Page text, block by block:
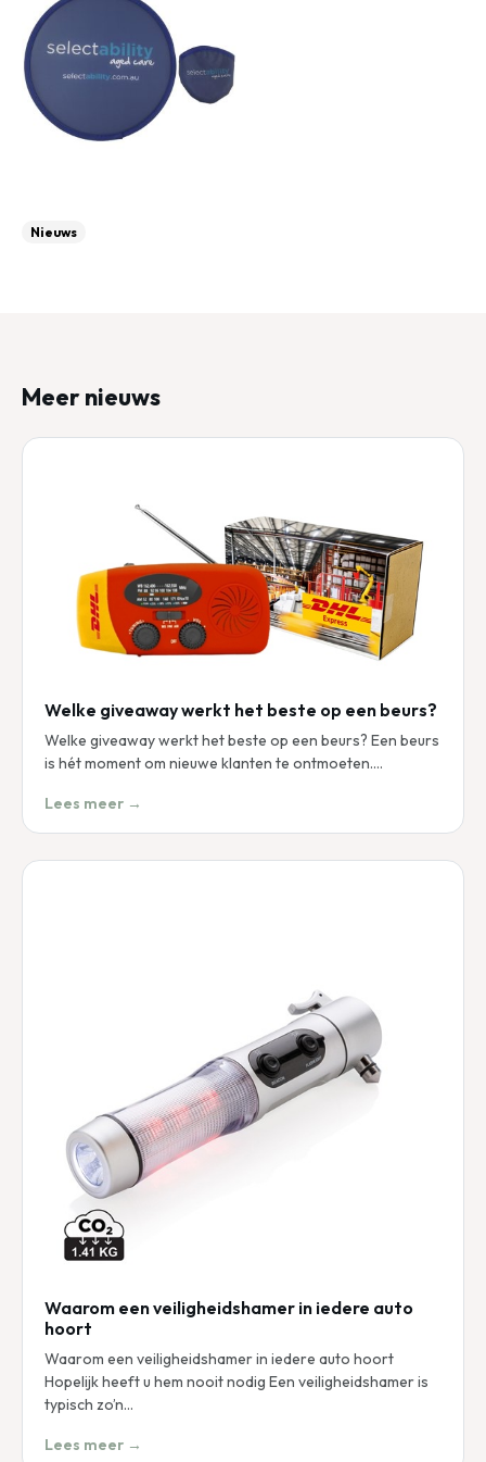
Nieuws
Meer nieuws
Welke giveaway werkt het beste op een beurs?
Welke giveaway werkt het beste op een beurs? Een beurs
is hét moment om nieuwe klanten te ontmoeten.…
Lees meer →
Waarom een veiligheidshamer in iedere auto
hoort
Waarom een veiligheidshamer in iedere auto hoort
Hopelijk heeft u hem nooit nodig Een veiligheidshamer is
typisch zo’n…
Lees meer →